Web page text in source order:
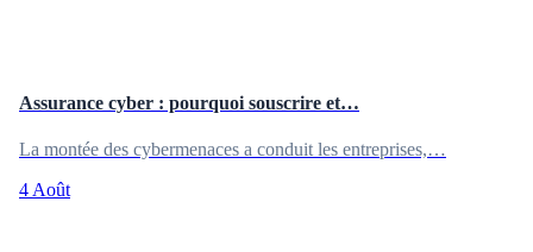
Assurance cyber : pourquoi souscrire et…
La montée des cybermenaces a conduit les entreprises,…
4 Août